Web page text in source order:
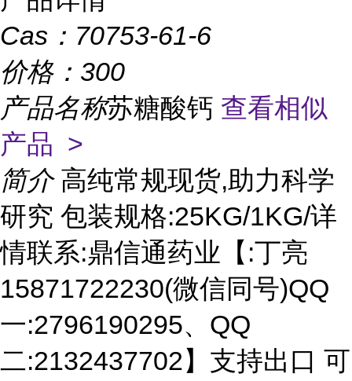
Cas： 70753-61-6
价格： 300
产品名称苏糖酸钙 查看相似
产品 >
简介 高纯常规现货,助力科学
研究 包装规格:25KG/1KG/详
情联系:鼎信通药业【:丁亮
15871722230(微信同号)QQ
一:2796190295、QQ
二:2132437702】支持出口 可